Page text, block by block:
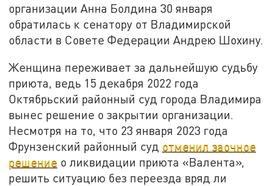
организации Анна Болдина 30 января
обратилась к сенатору от Владимирской
области в Совете Федерации Андрею Шохину.
Женщина переживает за дальнейшую судьбу
приюта, ведь 15 декабря 2022 года
Октябрьский районный суд города Владимира
вынес решение о закрытии организации.
Несмотря на то, что 23 января 2023 года
Фрунзенский районный суд отменил заочное
решение о ликвидации приюта «Валента»,
решить ситуацию без переезда вряд ли